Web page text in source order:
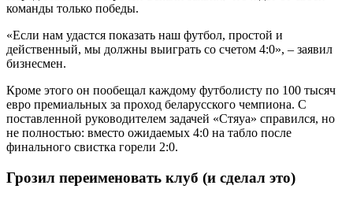
команды только победы.
«Если нам удастся показать наш футбол, простой и
действенный, мы должны выиграть со счетом 4:0», – заявил
бизнесмен.
Кроме этого он пообещал каждому футболисту по 100 тысяч
евро премиальных за проход беларусского чемпиона. С
поставленной руководителем задачей «Стяуа» справился, но
не полностью: вместо ожидаемых 4:0 на табло после
финального свистка горели 2:0.
Грозил переименовать клуб (и сделал это)